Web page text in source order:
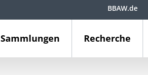
Recherche
BBAW.de